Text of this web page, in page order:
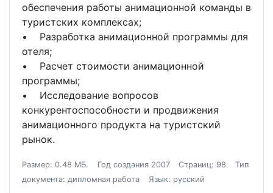
обеспечения работы анимационной команды в
туристских комплексах;
• Разработка анимационной программы для
отеля;
• Расчет стоимости анимационной
программы;
• Исследование вопросов
конкурентоспособности и продвижения
анимационного продукта на туристский
рынок.
Размер: 0.48 МБ. Год создания 2007 Страниц: 98
Тип
документа: дипломная работа
Язык: русский